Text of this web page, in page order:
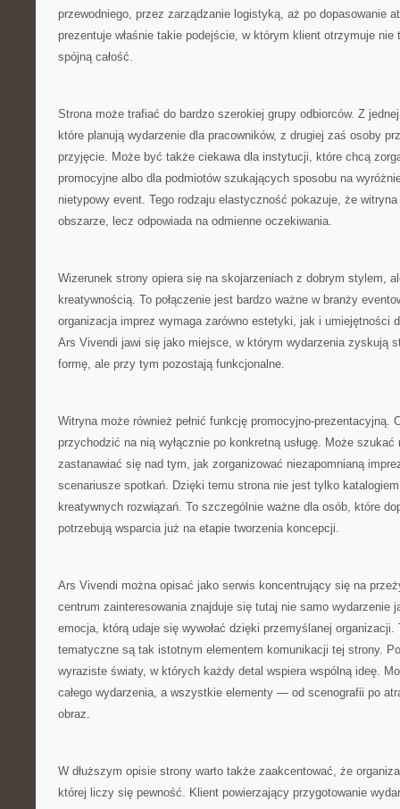
przewodniego, przez zarządzanie logistyką, aż po dopasowanie
prezentuje właśnie takie podejście, w którym klient otrzymuje
spójną całość.
Strona może trafiać do bardzo szerokiej grupy odbiorców. Z
które planują wydarzenie dla pracowników, z drugiej zaś osoby
przyjęcie. Może być także ciekawa dla instytucji, które chcą
promocyjne albo dla podmiotów szukających sposobu na
nietypowy event. Tego rodzaju elastyczność pokazuje, że
obszarze, lecz odpowiada na odmienne oczekiwania.
Wizerunek strony opiera się na skojarzeniach z dobrym stylem,
kreatywnością. To połączenie jest bardzo ważne w branży
organizacja imprez wymaga zarówno estetyki, jak i umiejętności
Ars Vivendi jawi się jako miejsce, w którym wydarzenia zyskują
formę, ale przy tym pozostają funkcjonalne.
Witryna może również pełnić funkcję promocyjno-prezentacyjną.
przychodzić na nią wyłącznie po konkretną usługę. Może
zastanawiać się nad tym, jak zorganizować niezapomnianą
scenariusze spotkań. Dzięki temu strona nie jest tylko
kreatywnych rozwiązań. To szczególnie ważne dla osób, które
potrzebują wsparcia już na etapie tworzenia koncepcji.
Ars Vivendi można opisać jako serwis koncentrujący się na
centrum zainteresowania znajduje się tutaj nie samo wydarzenie
emocja, którą udaje się wywołać dzięki przemyślanej organizacji.
tematyczne są tak istotnym elementem komunikacji tej strony.
wyraziste światy, w których każdy detal wspiera wspólną ideę.
całego wydarzenia, a wszystkie elementy — od scenografii po
obraz.
W dłuższym opisie strony warto także zaakcentować, że
której liczy się pewność. Klient powierzający przygotowanie